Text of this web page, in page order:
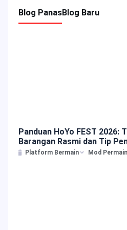
Blog PanasBlog Baru
Panduan HoYo FEST
Barangan Rasmi dan Tip
Platform Bermain Mod